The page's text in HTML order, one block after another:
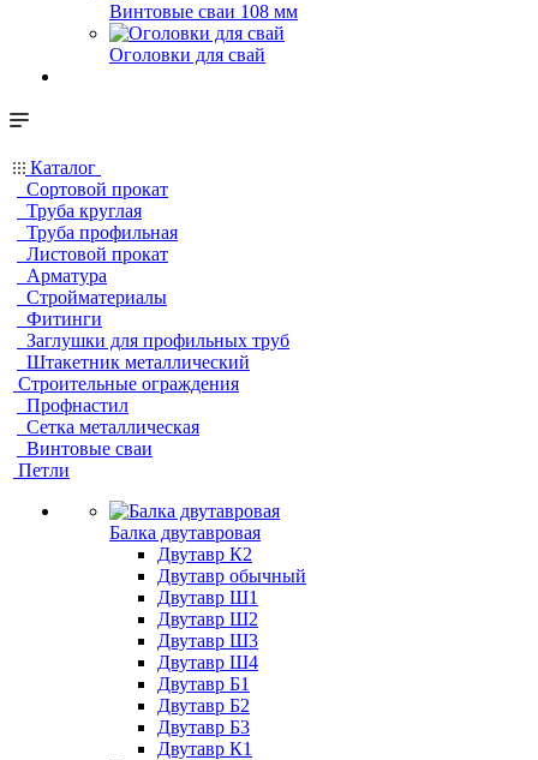
Винтовые сваи 108 мм
Оголовки для свай
Каталог
Сортовой прокат
Труба круглая
Труба профильная
Листовой прокат
Арматура
Стройматериалы
Фитинги
Заглушки для профильных труб
Штакетник металлический
Строительные ограждения
Профнастил
Сетка металлическая
Винтовые сваи
Петли
Балка двутавровая
Двутавр К2
Двутавр обычный
Двутавр Ш1
Двутавр Ш2
Двутавр Ш3
Двутавр Ш4
Двутавр Б1
Двутавр Б2
Двутавр Б3
Двутавр К1